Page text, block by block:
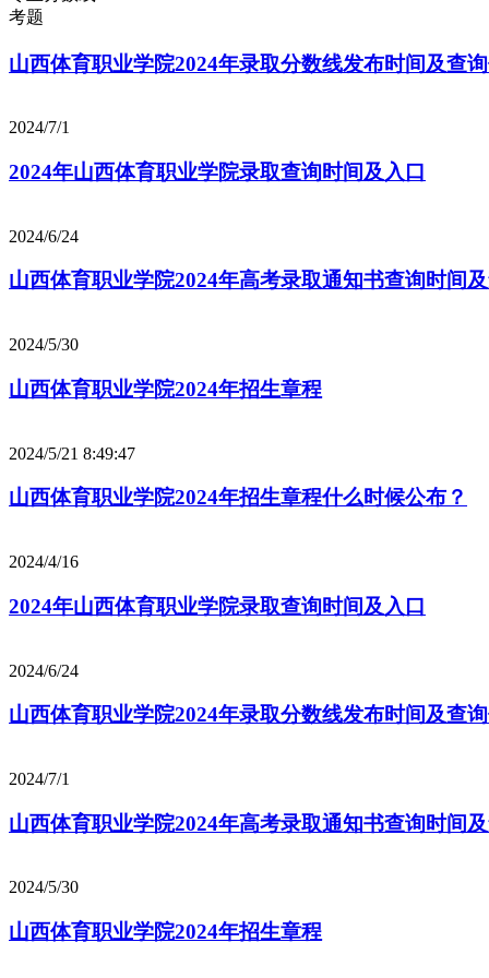
考题
山西体育职业学院2024年录取分数线发布时间及查
2024/7/1
2024年山西体育职业学院录取查询时间及入口
2024/6/24
山西体育职业学院2024年高考录取通知书查询时间
2024/5/30
山西体育职业学院2024年招生章程
2024/5/21 8:49:47
山西体育职业学院2024年招生章程什么时候公布？
2024/4/16
2024年山西体育职业学院录取查询时间及入口
2024/6/24
山西体育职业学院2024年录取分数线发布时间及查
2024/7/1
山西体育职业学院2024年高考录取通知书查询时间
2024/5/30
山西体育职业学院2024年招生章程